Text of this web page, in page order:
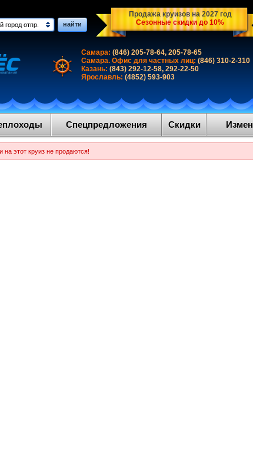
город отпр. найти
Продажа круизов на 2027 год
Сезонные скидки до 10%
Самара: (846) 205-78-64, 205-78-65
Самара. Офис для частных лиц: (846) 310-2-310
Казань: (843) 292-12-58, 292-22-50
Ярославль: (4852) 593-903
Спецпредложения Скидки
этот круиз не продаются!